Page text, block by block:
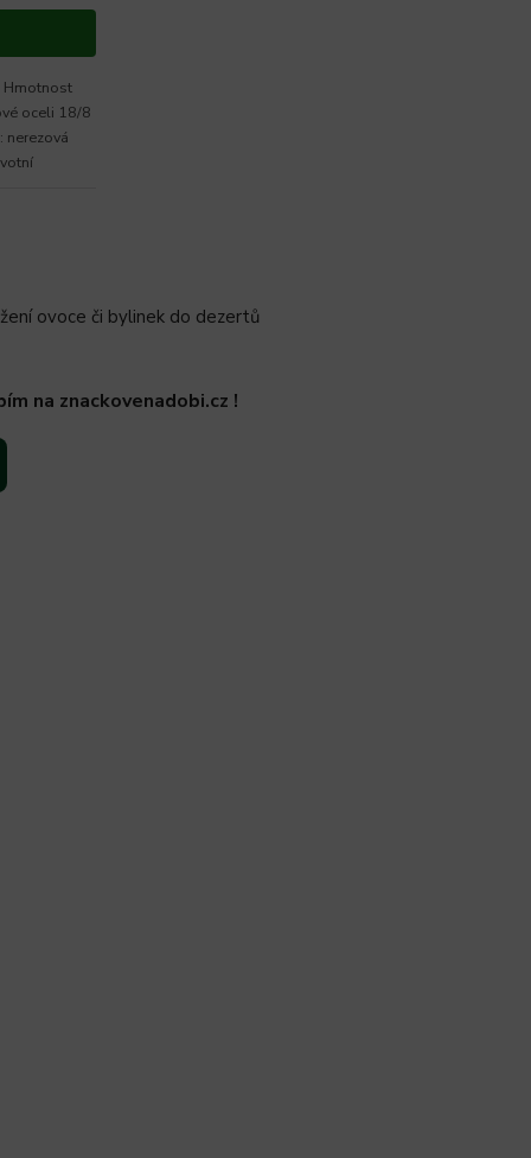
Hmotnost
oceli 18/8
nerezová
ovoce či bylinek do dezertů
na znackovenadobi.cz !